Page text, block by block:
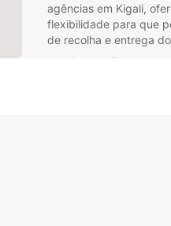
agências em Kigali,
flexibilidade para que
de recolha e entrega
Serviço ao cliente de